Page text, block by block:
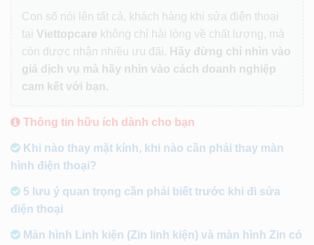
Con số nói lên tất cả, khách hàng khi sửa điện thoại
tại Viettopcare không chỉ hài lòng về chất lượng, mà
còn được nhận nhiều ưu đãi. Hãy đừng chỉ nhìn vào
giá dịch vụ mà hãy nhìn vào cách doanh nghiệp
cam kết với bạn.
Thông tin hữu ích dành cho bạn
Khi nào thay mặt kính, khi nào cần phải thay màn
hình điện thoại?
5 lưu ý quan trọng cần phải biết trước khi đi sửa
điện thoại
Màn hình Linh kiện (Zin linh kiện) và màn hình Zin có